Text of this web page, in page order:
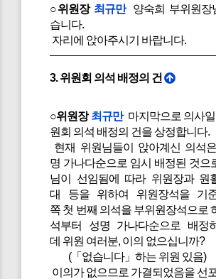
○위원장 최규만양숙희 부위원장
습니다.
자리에 앉아주시기 바랍니다.
3. 위원회 의석 배정의 건
○위원장최규만마지막으로 의사일
원회 의석 배정의 건을 상정합니다.
현재 위원님들이 앉아계신 의석
명 가나다순으로 임시 배정된 것으
님이 선임됨에 따라 위원장과 원
대 등을 위하여 위원장석을 기
쪽 첫 번째 의석을 부위원장석으로
석부터 성명 가나다순으로 배정
데 위원 여러분, 이의 없으십니까?
(「없습니다」하는 위원 있음)
이의가 없으므로 가결되었음을 선